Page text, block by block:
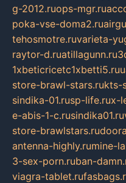
g-2012.ruops-mgr.ru
poka-vse-doma2.ru
tehosmotre.ruvarieta-
raytor-d.ruatillagunn.ru
1xbeticricetc1xbetti5.ru
store-brawl-stars.rukts-
sindika-01.rusp-life.rux-
e-abis-1-c.rusindika01.ru
store-brawlstars.ru
antenna-highly.rumine-
3-sex-porn.ruban-
viagra-tablet.ru